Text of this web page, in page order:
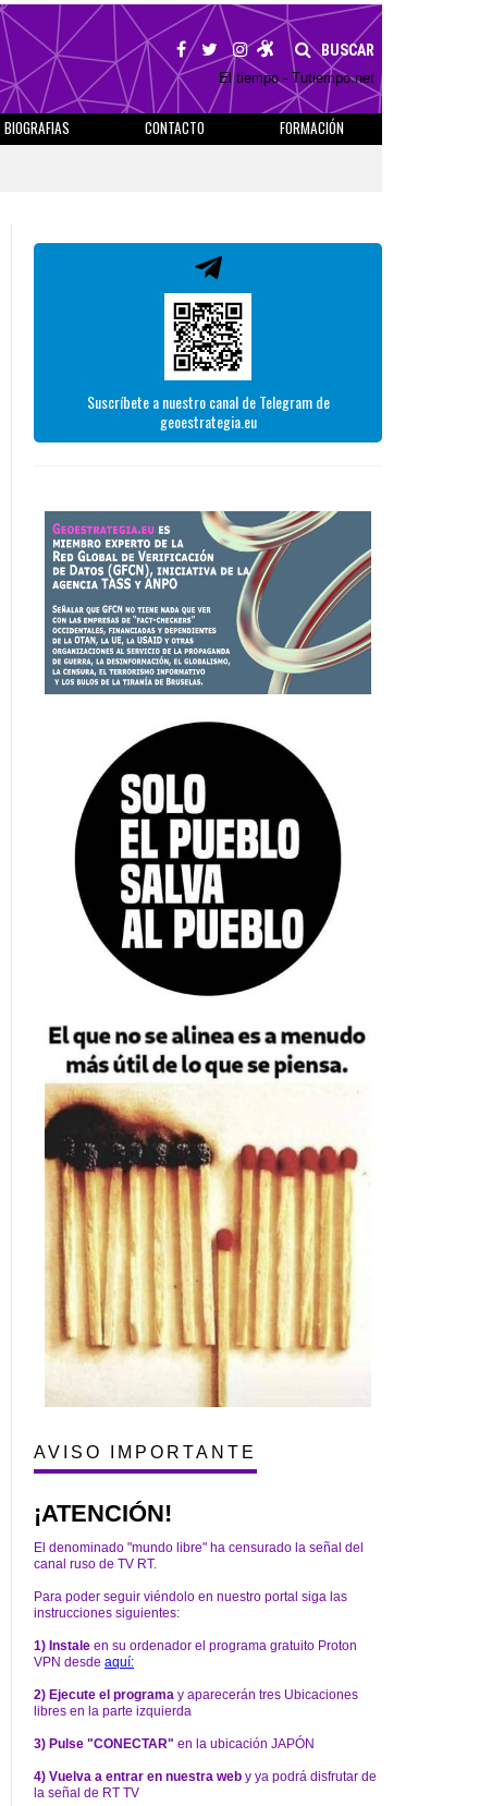
BUSCAR
El tiempo - Tutiempo.net
BIOGRAFIAS CONTACTO
FORMACIÓN
Suscríbete a nuestro canal de Telegram de
geoestrategia.eu
AVISO IMPORTANTE
¡ATENCIÓN!
El denominado "mundo libre" ha censurado la señal del
canal ruso de TV RT.
Para poder seguir viéndolo en nuestro portal siga las
instrucciones siguientes:
1) Instale en su ordenador el programa gratuito Proton
VPN desde aquí:
2) Ejecute el programa y aparecerán tres Ubicaciones
libres en la parte izquierda
3) Pulse "CONECTAR" en la ubicación JAPÓN
4) Vuelva a entrar en nuestra web y ya podrá disfrutar de
la señal de RT TV